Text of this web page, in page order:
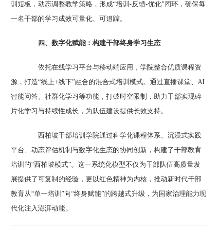
训短板，动态调整教学策略，形成“培训-反馈-优化”闭环，确保每
一名干部的学习成效可量化、可追踪。
四、数字化赋能：构建干部终身学习生态
依托在线学习平台与移动端应用，学院整合优质课程资
源，打造“线上+线下”融合的混合式培训模式。通过直播课堂、AI
智能问答、社群化学习等功能，打破时空限制，助力干部实现碎
片化学习与持续性成长，为队伍建设提供长效支持。
西柏坡干部培训学院通过科学化课程体系、沉浸式实践
平台、动态评估机制与数字化生态的协同创新，构建了干部教育
培训的“西柏坡模式”。这一系统化模型不仅为干部队伍高质量发
展提供了可复制的经验，更以红色精神为内核，推动新时代干部
教育从“单一培训”向“终身赋能”的跨越式升级，为国家治理能力现
代化注入澎湃动能。